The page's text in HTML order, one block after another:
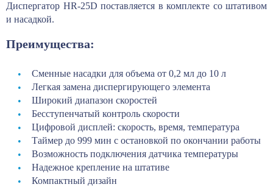
Диспергатор HR-25D поставляется в комплекте со штативом
и насадкой.
Преимущества:
Сменные насадки для объема от 0,2 мл до 10 л
Легкая замена диспергирующего элемента
Широкий диапазон скоростей
Бесступенчатый контроль скорости
Цифровой дисплей: скорость, время, температура
Таймер до 999 мин с остановкой по окончании работы
Возможность подключения датчика температуры
Надежное крепление на штативе
Компактный дизайн